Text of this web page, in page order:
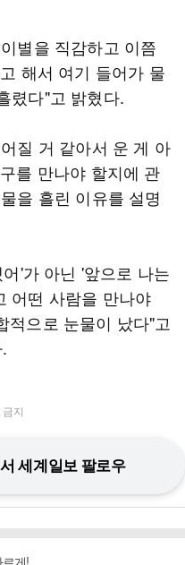
별을 직감하고 이쯤
해서 여기 들어가 물
렸다"고 밝혔다.
질 거 같아서 운 게 아
를 만나야 할지에 관
을 흘린 이유를 설명
'가 아닌 '앞으로 나는
어떤 사람을 만나야
적으로 눈물이 났다"고
지
세계일보 팔로우
게!